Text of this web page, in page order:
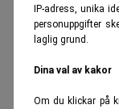
IP-adress, unika
personuppgifter
laglig grund.
Dina val av kakor
Om du klickar på